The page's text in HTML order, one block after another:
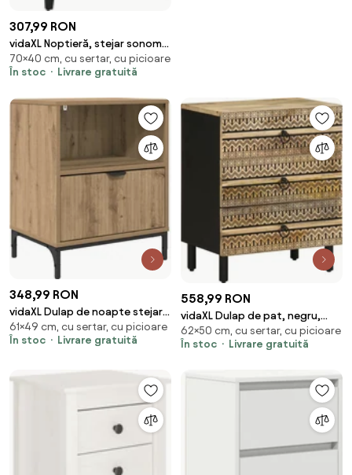
307,99 RON
vidaXL Noptieră, stejar sonoma,
40x35x70 cm, lemn prelucrat
70×40 cm, cu sertar, cu picioare
În stoc
Livrare gratuită
348,99 RON
vidaXL Dulap de noapte stejar
artizanal 49 x 36 x 61 cm Lemn
compozit
61×49 cm, cu sertar, cu picioare
În stoc
Livrare gratuită
558,99 RON
vidaXL Dulap de pat, negru,
50x33x62 cm, lemn masiv de
mango brut
62×50 cm, cu sertar, cu picioare
În stoc
Livrare gratuită